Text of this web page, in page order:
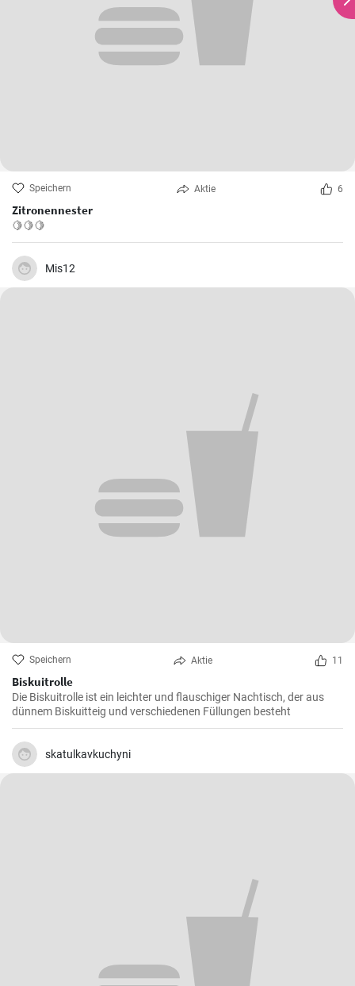
Speichern Aktie 6
Zitronennester
🍋🍋🍋
Mis12
Speichern Aktie 11
Biskuitrolle
Die Biskuitrolle ist ein leichter und flauschiger Nachtisch, der aus
dünnem Biskuitteig und verschiedenen Füllungen besteht
skatulkavkuchyni